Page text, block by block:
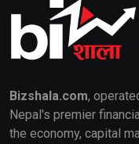
Bizshala.com,
Nepal's premier
the economy, capital